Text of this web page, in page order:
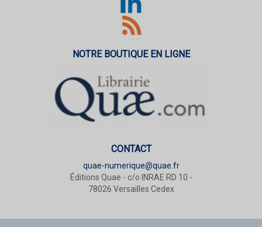
NOTRE BOUTIQUE EN LIGNE
CONTACT
quae-numerique@quae.fr
Éditions Quae - c/o INRAE RD 10 -
78026 Versailles Cedex